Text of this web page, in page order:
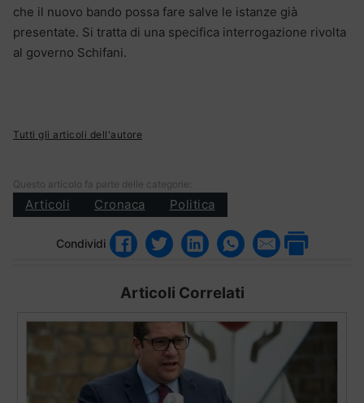
che il nuovo bando possa fare salve le istanze già
presentate. Si tratta di una specifica interrogazione rivolta
al governo Schifani.
Tutti gli articoli dell'autore
Questo articolo fa parte delle categorie:
Articoli Cronaca Politica
Condividi
Articoli Correlati